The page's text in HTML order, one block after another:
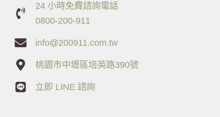
24 小時免費諮詢電話
0800-200-911
info@200911.com.tw
桃園市中壢區培英路390號
立即 LINE 諮詢